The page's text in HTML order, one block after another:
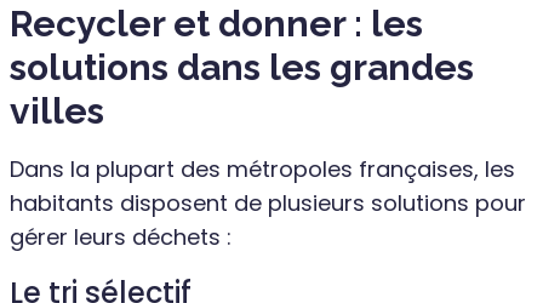
Recycler et donner : les
solutions dans les grandes
villes
Dans la plupart des métropoles françaises, les
habitants disposent de plusieurs solutions pour
gérer leurs déchets :
Le tri sélectif